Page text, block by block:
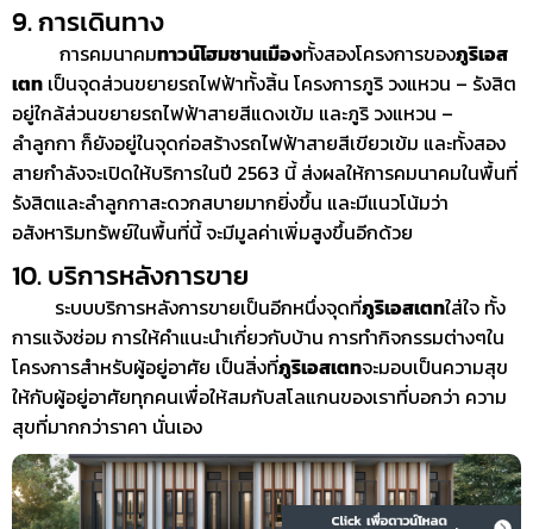
9. การเดินทาง
การคมนาคมทาวน์โฮมชานเมืองทั้งสองโครงการของภูริเอส
เตท เป็นจุดส่วนขยายรถไฟฟ้าทั้งสิ้น โครงการภูริ วงแหวน – รังสิต
อยู่ใกล้ส่วนขยายรถไฟฟ้าสายสีแดงเข้ม และภูริ วงแหวน –
ลำลูกกา ก็ยังอยู่ในจุดก่อสร้างรถไฟฟ้าสายสีเขียวเข้ม และทั้งสอง
สายกำลังจะเปิดให้บริการในปี 2563 นี้ ส่งผลให้การคมนาคมในพื้นที่
รังสิตและลำลูกกาสะดวกสบายมากยิ่งขึ้น และมีแนวโน้มว่า
อสังหาริมทรัพย์ในพื้นที่นี้ จะมีมูลค่าเพิ่มสูงขึ้นอีกด้วย
10. บริการหลังการขาย
ระบบบริการหลังการขายเป็นอีกหนึ่งจุดที่ภูริเอสเตทใส่ใจ ทั้ง
การแจ้งซ่อม การให้คำแนะนำเกี่ยวกับบ้าน การทำกิจกรรมต่างๆใน
โครงการสำหรับผู้อยู่อาศัย เป็นสิ่งที่ภูริเอสเตทจะมอบเป็นความสุข
ให้กับผู้อยู่อาศัยทุกคนเพื่อให้สมกับสโลแกนของเราที่บอกว่า ความ
สุขที่มากกว่าราคา นั่นเอง